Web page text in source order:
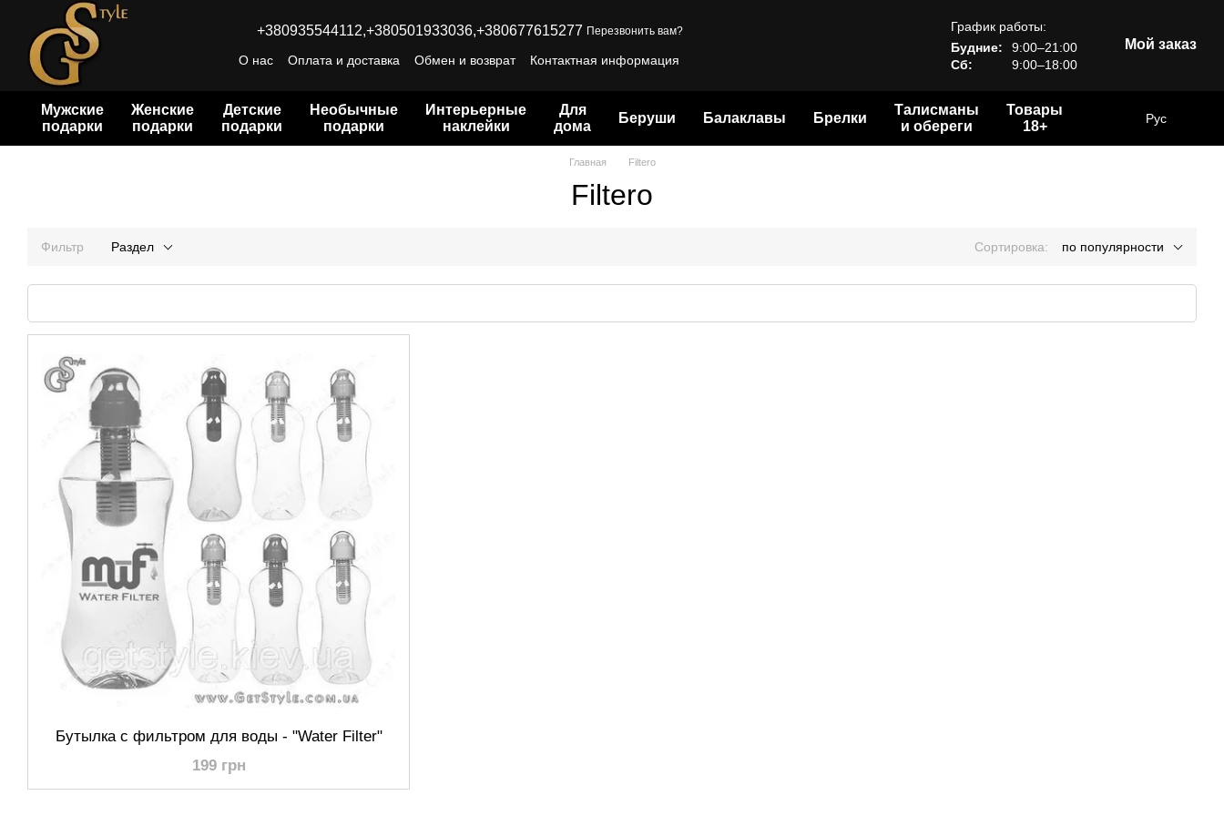
Перейти к основному контенту
+380935544112,+380501933036,+380677615277 Перезвонить вам?
О нас Оплата и доставка Обмен и возврат Контактная информация
График работы:
Будние:
9:00–21:00
Сб:
9:00–18:00
Мой заказ
Мужские
подарки
Женские
подарки
Детские
подарки
Необычные
подарки
Интерьерные
наклейки
Для
дома
Беруши Балаклавы Брелки
Талисманы
и обереги
Товары
18+
Рус
Главная Filtero
Filtero
Фильтр Раздел Сортировка: по популярности
Бутылка с фильтром для воды - "Water Filter"
199 грн